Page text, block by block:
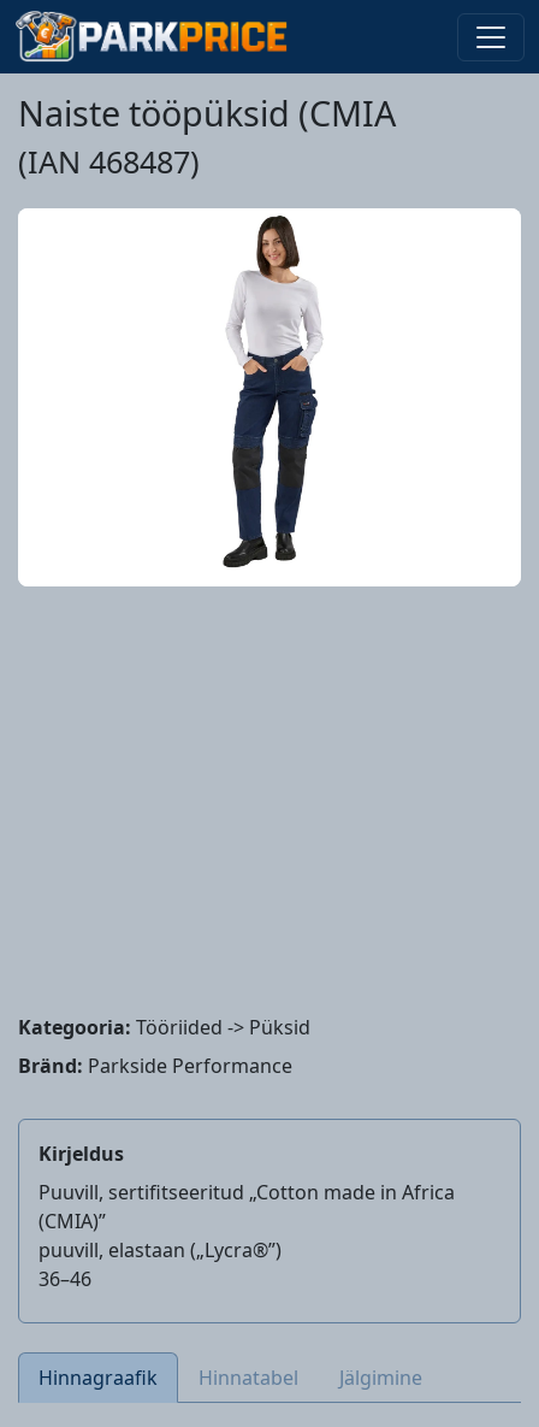
Naiste tööpüksid (CMIA
(IAN 468487)
Kategooria: Tööriided -> Püksid
Bränd: Parkside Performance
Kirjeldus
Puuvill, sertifitseeritud „Cotton made in Africa
(CMIA)”
puuvill, elastaan („Lycra®”)
36–46
Hinnagraafik Hinnatabel Jälgimine